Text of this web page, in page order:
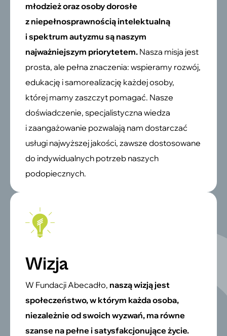
młodzież oraz osoby dorosłe
z niepełnosprawnością intelektualną
i spektrum autyzmu są naszym
najważniejszym priorytetem. Nasza misja jest
prosta, ale pełna znaczenia: wspieramy rozwój,
edukację i samorealizację każdej osoby,
której mamy zaszczyt pomagać. Nasze
doświadczenie, specjalistyczna wiedza
i zaangażowanie pozwalają nam dostarczać
usługi najwyższej jakości, zawsze dostosowane
do indywidualnych potrzeb naszych
podopiecznych.
Wizja
W Fundacji Abecadło, naszą wizją jest
społeczeństwo, w którym każda osoba,
niezależnie od swoich wyzwań, ma równe
szanse na pełne i satysfakcjonujące życie.